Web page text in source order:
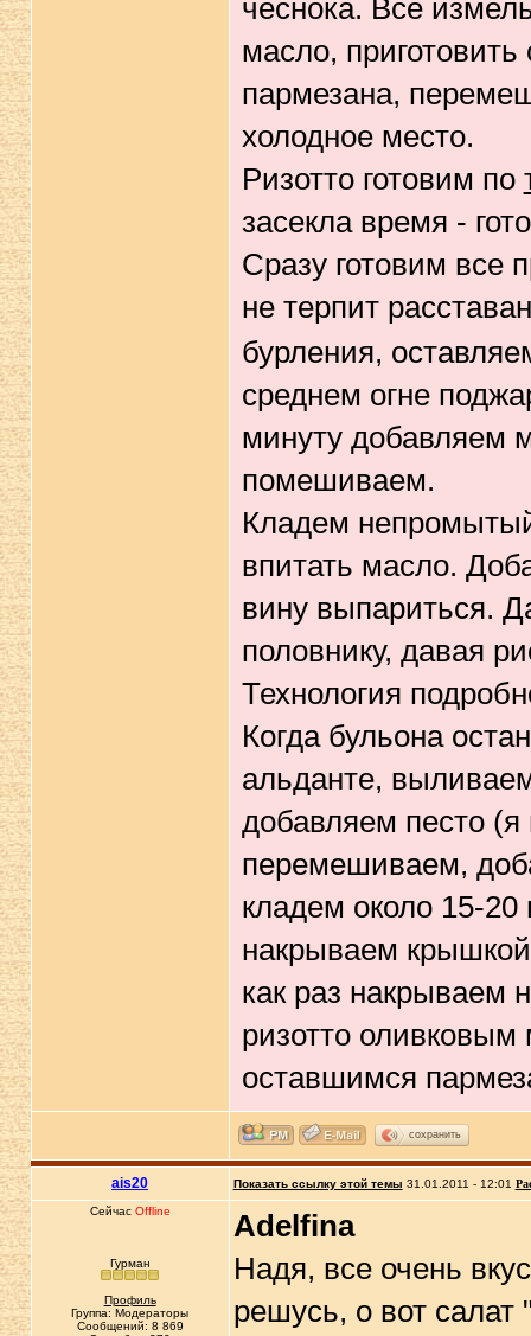
чеснока. Все
масло,
пармезана,
холодное место.
Ризотто готовим по
засекла время -
Сразу готовим все
не терпит
бурления,
среднем огне
минуту добавляем
помешиваем.
Кладем
впитать масло.
вину выпариться.
половнику, давая
Технология
Когда бульона
альданте,
добавляем песто (я
перемешиваем,
кладем около 15-
накрываем
как раз накрываем
ризотто
оставшимся
сохранить
ais20 Показать ссылку этой темы 31.01.2011 - 12:01
Сейчас Offline
Гурман
Профиль
Группа: Модераторы
Сообщений: 8 869
Adelfina
Надя, все очень
решусь, о вот